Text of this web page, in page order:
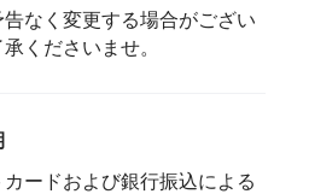
なく変更する場合がござい
くださいませ。
ードおよび銀行振込による